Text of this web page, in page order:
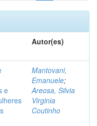
Autor(es)
e
Mantovani,
Emanuele;
Areosa, Silvia
Virginia
Coutinho